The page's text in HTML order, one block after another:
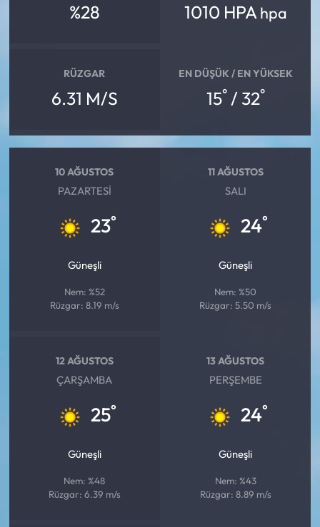
%28 1010 HPA hpa
RÜZGAR
6.31 M/S
EN DÜŞÜK / EN YÜKSEK
15°/ 32°
10 AĞUSTOS
PAZARTESI
23°
Güneşli
Nem: %52
Rüzgar: 8.19 m/s
11 AĞUSTOS
SALI
24°
Güneşli
Nem: %50
Rüzgar: 5.50 m/s
12 AĞUSTOS
ÇARŞAMBA
25°
Güneşli
Nem: %48
Rüzgar: 6.39 m/s
13 AĞUSTOS
PERŞEMBE
24°
Güneşli
Nem: %43
Rüzgar: 8.89 m/s